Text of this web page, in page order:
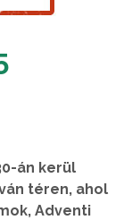
án kerül
téren, ahol
Adventi